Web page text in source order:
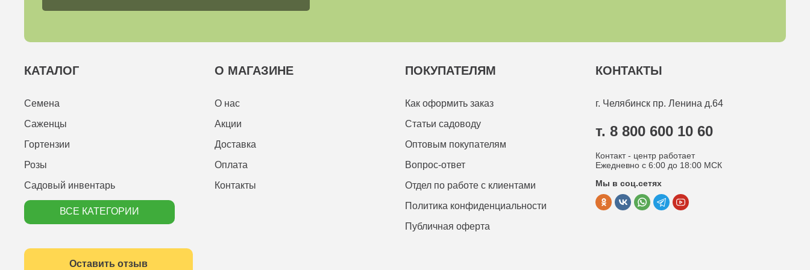
КАТАЛОГ
Семена
Саженцы
Гортензии
Розы
Садовый инвентарь
ВСЕ КАТЕГОРИИ
О МАГАЗИНЕ
О нас
Акции
Доставка
Оплата
Контакты
ПОКУПАТЕЛЯМ
Как оформить заказ
Статьи садоводу
Оптовым покупателям
Вопрос-ответ
Отдел по работе с клиентами
Политика конфиденциальности
Публичная оферта
КОНТАКТЫ
г. Челябинск пр. Ленина д.64
т. 8 800 600 10 60
Контакт - центр работает
Ежедневно с 6:00 до 18:00 МСК
Мы в соц.сетях
Оставить отзыв